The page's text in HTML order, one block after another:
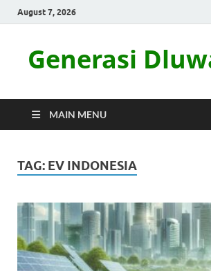
August 7, 2026
Generasi
MAIN MENU
TAG: EV INDONESIA